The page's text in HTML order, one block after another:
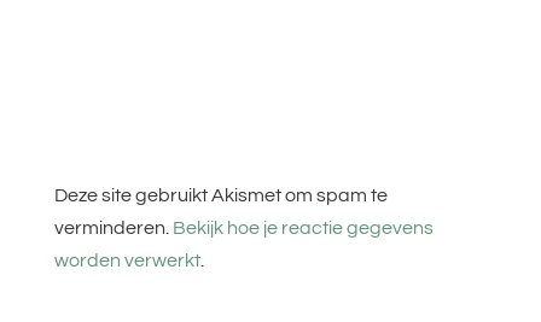
Deze site gebruikt Akismet om spam te
verminderen. Bekijk hoe je reactie gegevens
worden verwerkt.